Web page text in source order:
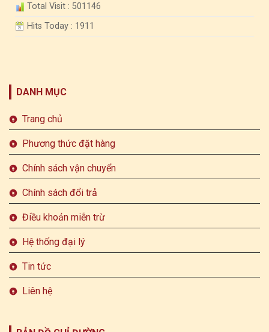
Total Visit : 501146
Hits Today : 1911
DANH MỤC
Trang chủ
Phương thức đặt hàng
Chính sách vận chuyển
Chính sách đổi trả
Điều khoản miễn trừ
Hệ thống đại lý
Tin tức
Liên hệ